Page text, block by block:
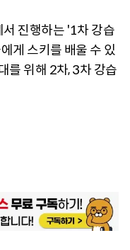
진행하는 '1차 강습
게 스키를 배울 수 있
를 위해 2차, 3차 강습